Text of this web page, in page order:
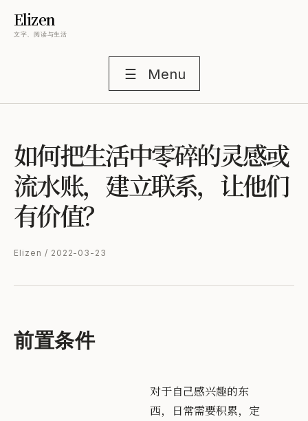
Elizen
文字、阅读与生活
☰ Menu
如何把生活中零碎的灵感或
流水账，建立联系，让他们
有价值？
Elizen / 2022-03-23
前置条件
对于自己感兴趣的东
西，日常需要积累，定